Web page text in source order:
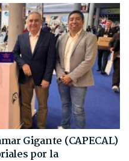
Gigante (CAPECAL)
por la